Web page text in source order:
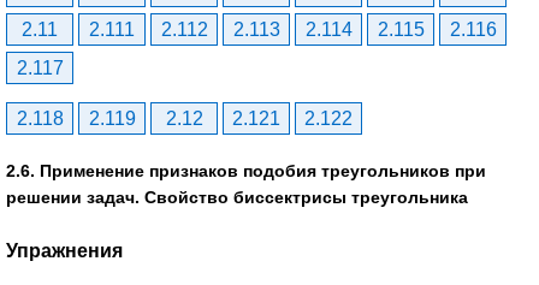
2.11
2.111 2.112 2.113 2.114 2.115
2.116
2.117
2.118 2.119 2.12 2.121 2.122
2.6. Применение признаков подобия треугольников при
решении задач. Свойство биссектрисы треугольника
Упражнения